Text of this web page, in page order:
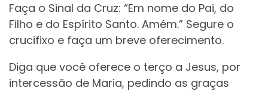
Faça o Sinal da Cruz: “Em nome do Pai, do
Filho e do Espírito Santo. Amém.” Segure o
crucifixo e faça um breve oferecimento.
Diga que você oferece o terço a Jesus, por
intercessão de Maria, pedindo as graças